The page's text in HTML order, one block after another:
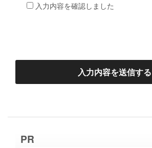
入力内容を確認しました
PR